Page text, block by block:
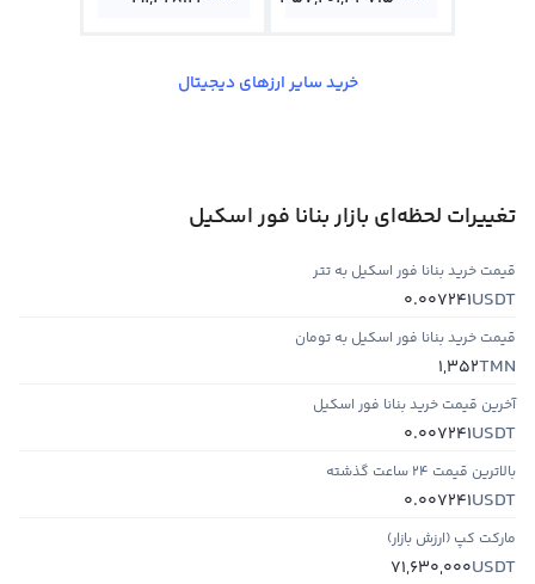
خرید سایر ارزهای دیجیتال
تغییرات لحظه‌ای بازار بنانا فور اسکیل
قیمت خرید بنانا فور اسکیل به تتر
USDT
0.007241
قیمت خرید بنانا فور اسکیل به تومان
TMN
1,352
آخرین قیمت خرید بنانا فور اسکیل
USDT
0.007241
بالاترین قیمت ۲۴ ساعت گذشته
USDT
0.007241
مارکت کپ (ارزش بازار)
USDT
71,630,000